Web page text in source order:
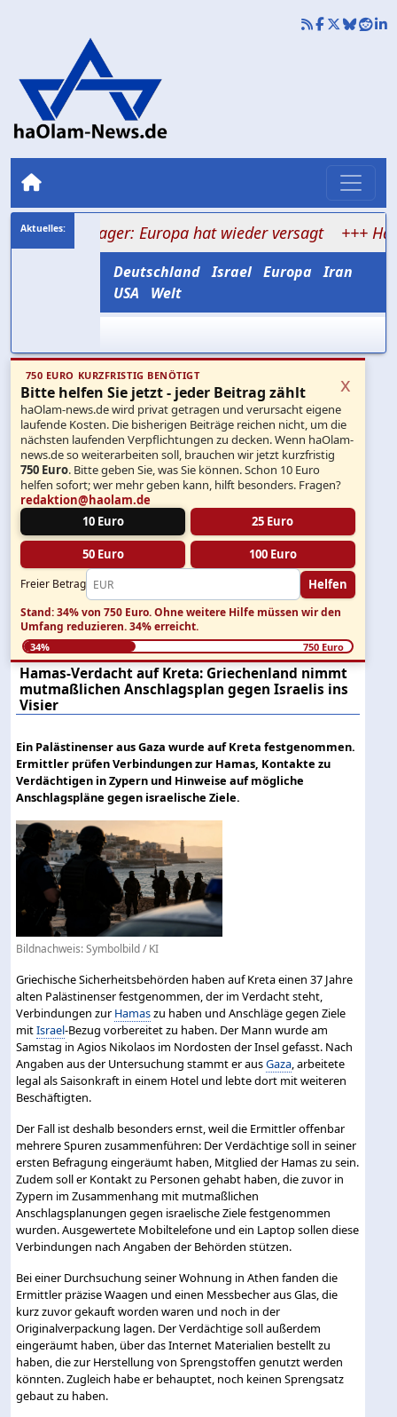
Europa hat wieder versagt +++ Hamas
Deutschland Israel Europa Iran
USA
Welt
750 EURO KURZFRISTIG BENÖTIGT
Bitte helfen Sie jetzt - jeder Beitrag zählt
haOlam-news.de wird privat getragen und verursacht eigene
laufende Kosten. Die bisherigen Beiträge reichen nicht, um die
nächsten laufenden Verpflichtungen zu decken. Wenn haOlam-
news.de so weiterarbeiten soll, brauchen wir jetzt kurzfristig
750 Euro. Bitte geben Sie, was Sie können. Schon 10 Euro
helfen sofort; wer mehr geben kann, hilft besonders. Fragen?
redaktion@haolam.de
10 Euro
25 Euro
50 Euro 100 Euro
Freier Betrag Helfen
x
Stand: 34% von 750 Euro.Ohne weitere Hilfe müssen wir den
Umfang reduzieren.34% erreicht.
34% 750 Euro
Hamas-Verdacht auf Kreta: Griechenland nimmt
mutmaßlichen Anschlagsplan gegen Israelis ins
Visier
Ein Palästinenser aus Gaza wurde auf Kreta festgenommen.
Ermittler prüfen Verbindungen zur Hamas, Kontakte zu
Verdächtigen in Zypern und Hinweise auf mögliche
Anschlagspläne gegen israelische Ziele.
Bildnachweis: Symbolbild / KI
Griechische Sicherheitsbehörden haben auf Kreta einen 37 Jahre
alten Palästinenser festgenommen, der im Verdacht steht,
Verbindungen zur Hamaszu haben und Anschläge gegen Ziele
mitIsrael-Bezug vorbereitet zu haben. Der Mann wurde am
Samstag in Agios Nikolaos im Nordosten der Insel gefasst. Nach
Angaben aus der Untersuchung stammt er ausGaza , arbeitete
legal als Saisonkraft in einem Hotel und lebte dort mit weiteren
Beschäftigten.
Der Fall ist deshalb besonders ernst, weil die Ermittler offenbar
mehrere Spuren zusammenführen: Der Verdächtige soll in seiner
ersten Befragung eingeräumt haben, Mitglied der Hamas zu sein.
Zudem soll er Kontakt zu Personen gehabt haben, die zuvor in
Zypern im Zusammenhang mit mutmaßlichen
Anschlagsplanungen gegen israelische Ziele festgenommen
wurden. Ausgewertete Mobiltelefone und ein Laptop sollen diese
Verbindungen nach Angaben der Behörden stützen.
Bei einer Durchsuchung seiner Wohnung in Athen fanden die
Ermittler präzise Waagen und einen Messbecher aus Glas, die
kurz zuvor gekauft worden waren und noch in der
Originalverpackung lagen. Der Verdächtige soll außerdem
eingeräumt haben, über das Internet Materialien bestellt zu
haben, die zur Herstellung von Sprengstoffen genutzt werden
könnten. Zugleich habe er behauptet, noch keinen Sprengsatz
gebaut zu haben.